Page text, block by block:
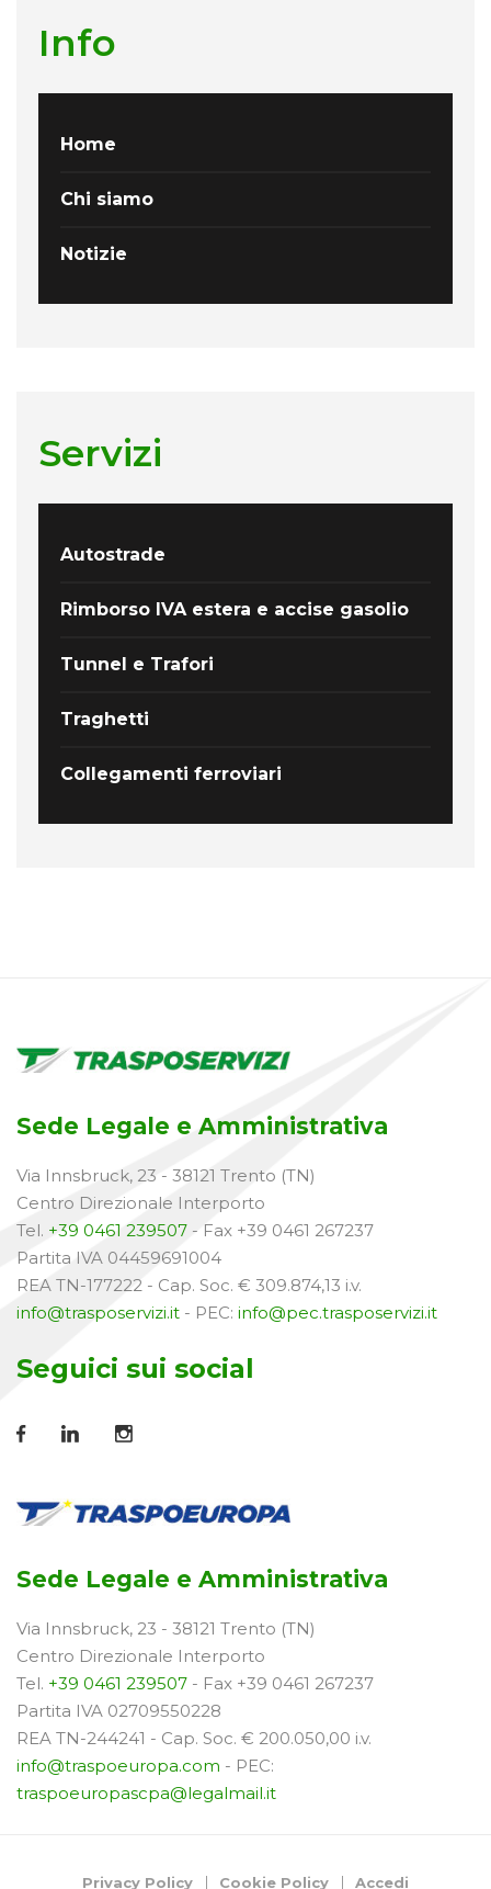
Info
Home
Chi siamo
Notizie
Servizi
Autostrade
Rimborso IVA estera e accise gasolio
Tunnel e Trafori
Traghetti
Collegamenti ferroviari
Sede Legale e Amministrativa
Via Innsbruck, 23 - 38121 Trento (TN)
Centro Direzionale Interporto
Tel. +39 0461 239507 - Fax +39 0461 267237
Partita IVA 04459691004
REA TN-177222 - Cap. Soc. € 309.874,13 i.v.
info@trasposervizi.it - PEC: info@pec.trasposervizi.it
Seguici sui social
Sede Legale e Amministrativa
Via Innsbruck, 23 - 38121 Trento (TN)
Centro Direzionale Interporto
Tel. +39 0461 239507 - Fax +39 0461 267237
Partita IVA 02709550228
REA TN-244241 - Cap. Soc. € 200.050,00 i.v.
info@traspoeuropa.com - PEC:
traspoeuropascpa@legalmail.it
Privacy Policy Cookie Policy Accedi